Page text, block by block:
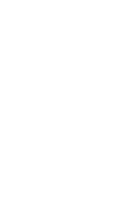
INTEGREE